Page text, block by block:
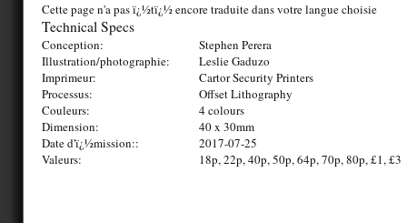
Cette page n'a pas ï¿½tï¿½ encore traduite dans votre langue choisie
Technical Specs
Conception:
Stephen Perera
Illustration/photographie:
Leslie Gaduzo
Imprimeur:
Cartor Security Printers
Processus:
Offset Lithography
Couleurs:
4 colours
Dimension:
40 x 30mm
Date d'ï¿½mission::
2017-07-25
Valeurs:
18p, 22p, 40p, 50p, 64p, 70p, 80p, £1, £3